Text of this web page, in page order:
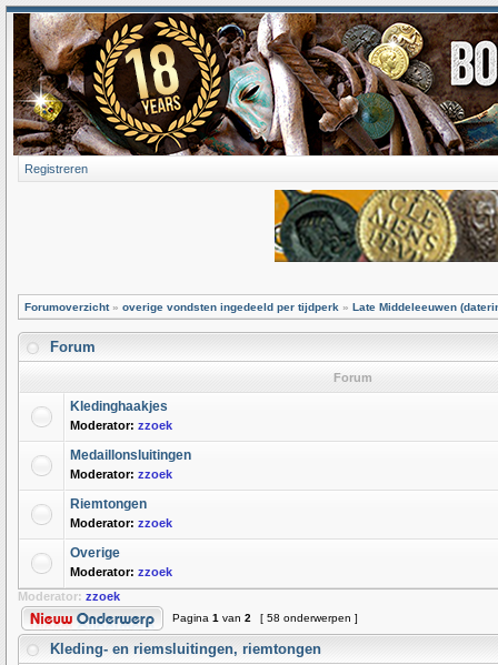
Registreren
Forumoverzicht» overige vondsten ingedeeld per tijdperk » Late Middeleeuwen
Forum
Forum
Kledinghaakjes
Moderator: zzoek
Medaillonsluitingen
Moderator: zzoek
Riemtongen
Moderator: zzoek
Overige
Moderator: zzoek
Moderator: zzoek
Pagina 1 van 2 [ 58 onderwerpen ]
Kleding- en riemsluitingen, riemtongen